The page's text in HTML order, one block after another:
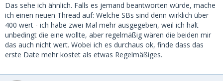
Das sehe ich ähnlich. Falls es jemand beantworten würde, mache
ich einen neuen Thread auf: Welche SBs sind denn wirklich über
400 wert - ich habe zwei Mal mehr ausgegeben, weil ich halt
unbedingt die eine wollte, aber regelmäßig wären die beiden mir
das auch nicht wert. Wobei ich es durchaus ok, finde dass das
erste Date mehr kostet als etwas Regelmäßiges.